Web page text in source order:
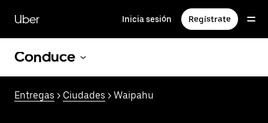
contenido
principal
Uber Inicia sesión Regístrate
Conduce
Entregas > Ciudades > Waipahu